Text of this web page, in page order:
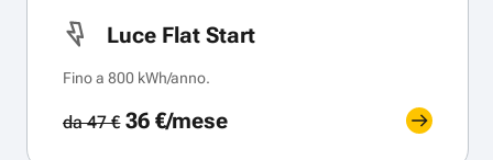
Luce Flat Start
Fino a 800 kWh/anno.
da 47 €36 €/mese